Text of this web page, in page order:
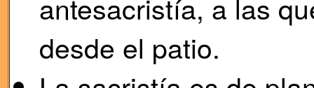
desde el patio.